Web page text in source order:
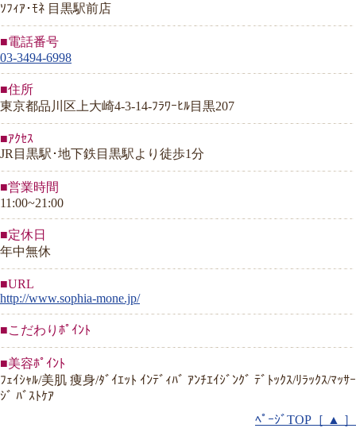
ｿﾌｨｱ･ﾓﾈ 目黒駅前店
■電話番号
03-3494-6998
■住所
東京都品川区上大崎4-3-14-ﾌﾗﾜｰﾋﾙ目黒207
■ｱｸｾｽ
JR目黒駅･地下鉄目黒駅より徒歩1分
■営業時間
11:00~21:00
■定休日
年中無休
■URL
http://www.sophia-mone.jp/
■こだわりﾎﾟｲﾝﾄ
■美容ﾎﾟｲﾝﾄ
ﾌｪｲｼｬﾙ/美肌 痩身/ﾀﾞｲｴｯﾄ ｲﾝﾃﾞｨﾊﾞ ｱﾝﾁｴｲｼﾞﾝｸﾞ ﾃﾞﾄｯｸｽ/ﾘﾗｯｸｽ/ﾏｯｻｰ
ｼﾞ ﾊﾞｽﾄｹｱ
ﾍﾟｰｼﾞTOP［ ▲ ］